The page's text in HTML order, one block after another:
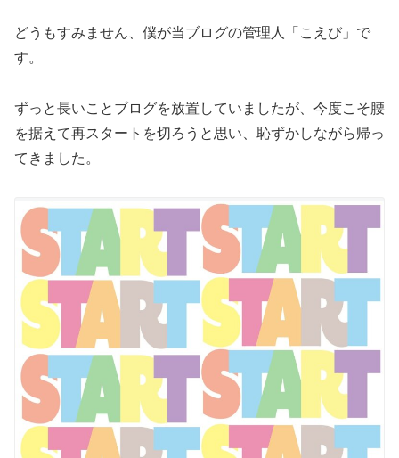
どうもすみません、僕が当ブログの管理人「こえび」で
す。
ずっと長いことブログを放置していましたが、今度こそ腰
を据えて再スタートを切ろうと思い、恥ずかしながら帰っ
てきました。